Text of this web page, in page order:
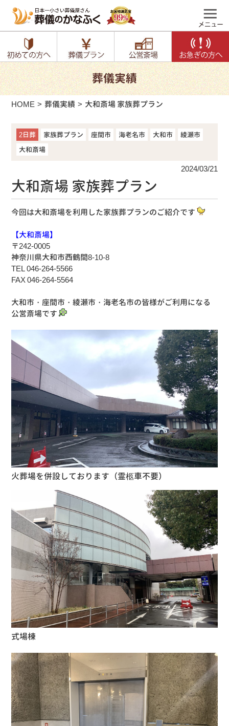
葬儀実績
HOME 葬儀実績 大和斎場 家族葬プラン
2日葬 家族葬プラン 座間市 海老名市 大和市
綾瀬市
大和斎場
2024/03/21
大和斎場 家族葬プラン
今回は大和斎場を利用した家族葬プランのご紹介です
【大和斎場】
〒242-0005
神奈川県大和市西鶴間8-10-8
TEL 046-264-5566
FAX 046-264-5564
大和市・座間市・綾瀬市・海老名市の皆様がご利用になる
公営斎場です
火葬場を併設しております（霊柩車不要）
式場棟